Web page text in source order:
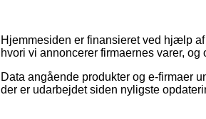
Hjemmesiden er finansieret ved hjælp
hvori vi annoncerer firmaernes varer,
Data angående produkter og e-firmaer
der er udarbejdet siden nyligste